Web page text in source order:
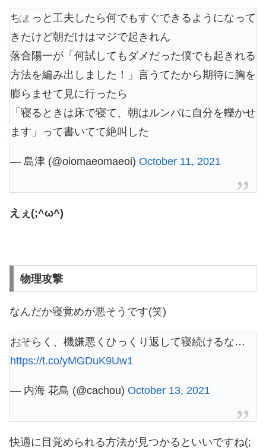
ちょっと工夫したら何でもすぐできるようになって
きたけど朝だけはマジで起きれん
落合陽一が「何試してもダメだった僕でも起きれる
方法を編み出しました！」言うてたから期待に胸を
膨らませて見に行ったら
「寝るときは床で寝て、朝はルンバに自分を轢かせ
ます」って書いてて絶叫した
— 島津 (@oiomaeomaeoi) October 11, 2021
えぇ(;^ω^)
物理攻撃
なんだか寝覚めが悪そうです(笑)
おそらく、機嫌悪くひっくり返して寝続けるな…
https://t.co/yMGDuK9Uw1
— 内海 花鳥 (@cachou) October 13, 2021
快適に目覚められる方法が見つかるといいですね(;